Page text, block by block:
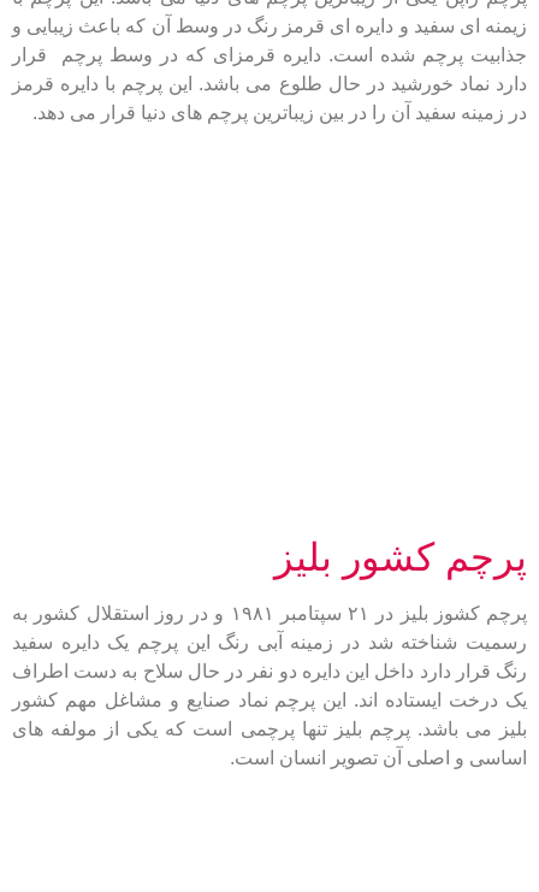
زیمنه ای سفید و دایره ای قرمز رنگ در وسط آن که باعث زیبایی و
جذابیت پرچم شده است. دایره قرمزای که در وسط پرچم قرار
دارد نماد خورشید در حال طلوع می باشد. این پرچم با دایره قرمز
در زمینه سفید آن را در بین زیباترین پرچم های دنیا قرار می دهد.
پرچم کشور بلیز
پرچم کشوز بلیز در ۲۱ سپتامبر ۱۹۸۱ و در روز استقلال کشور به
رسمیت شناخته شد در زمینه آبی رنگ این پرچم یک دایره سفید
رنگ قرار دارد داخل این دایره دو نفر در حال سلاح به دست اطراف
یک درخت ایستاده اند. این پرچم نماد صنایع و مشاغل مهم کشور
بلیز می باشد. پرچم بلیز تنها پرچمی است که یکی از مولفه های
اساسی و اصلی آن تصویر انسان است.